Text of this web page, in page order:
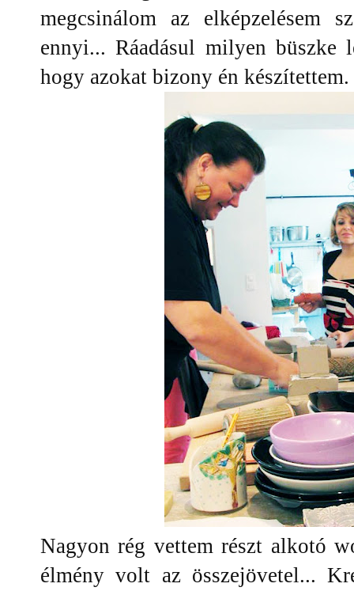
megcsinálom az elképzelésem
ennyi... Ráadásul milyen büszke
hogy azokat bizony én készítettem.
Nagyon rég vettem részt alkotó
élmény volt az összejövetel...